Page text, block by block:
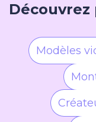
Modèles